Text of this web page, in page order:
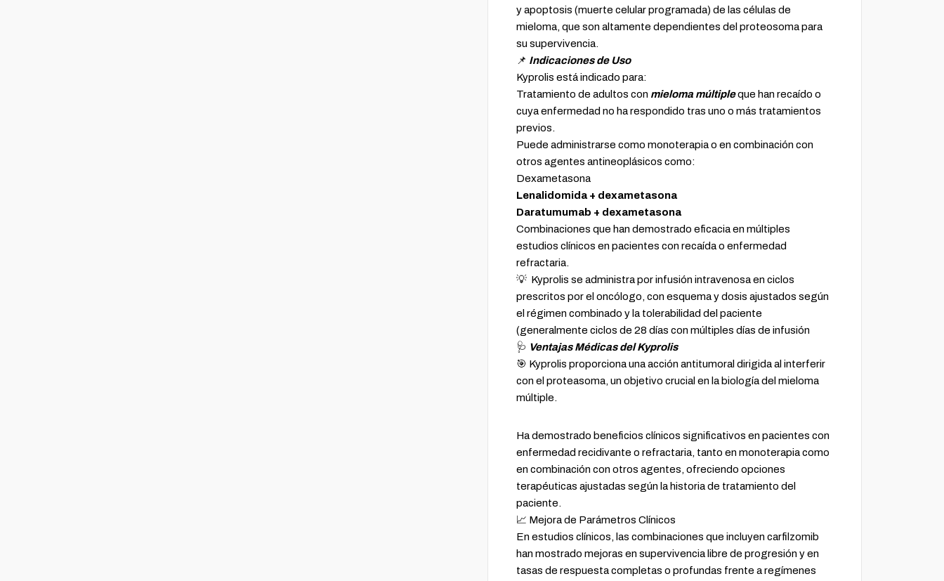
y apoptosis (muerte celular programada) de las células de
mieloma, que son altamente dependientes del proteosoma para
su supervivencia.
📌 Indicaciones de Uso
Kyprolis está indicado para:
Tratamiento de adultos con mieloma múltipleque han recaído o
cuya enfermedad no ha respondido tras uno o más tratamientos
previos.
Puede administrarse como monoterapia o en combinación con
otros agentes antineoplásicos como:
Dexametasona
Lenalidomida + dexametasona
Daratumumab + dexametasona
Combinaciones que han demostrado eficacia en múltiples
estudios clínicos en pacientes con recaída o enfermedad
refractaria.
💡 Kyprolis se administra por infusión intravenosa en ciclos
prescritos por el oncólogo, con esquema y dosis ajustados según
el régimen combinado y la tolerabilidad del paciente
(generalmente ciclos de 28 días con múltiples días de infusión
🩺 Ventajas Médicas del Kyprolis
🎯 Kyprolis proporciona una acción antitumoral dirigida al interferir
con el proteasoma, un objetivo crucial en la biología del mieloma
múltiple.
Ha demostrado beneficios clínicos significativos en pacientes con
enfermedad recidivante o refractaria, tanto en monoterapia como
en combinación con otros agentes, ofreciendo opciones
terapéuticas ajustadas según la historia de tratamiento del
paciente.
📈 Mejora de Parámetros Clínicos
En estudios clínicos, las combinaciones que incluyen carfilzomib
han mostrado mejoras en supervivencia libre de progresión y en
tasas de respuesta completas o profundas frente a regímenes